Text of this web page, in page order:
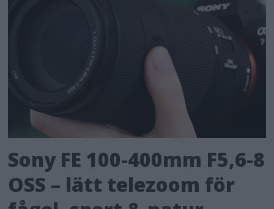
Sony FE 100-400mm F5,6-8
OSS – lätt telezoom för